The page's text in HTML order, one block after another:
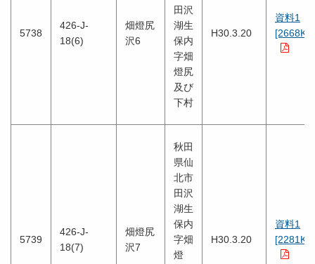
5738
426-J-
18(6)
畑燈尻
沢6
田沢
湖生
保内
字畑
燈尻
及び
下村
H30.3.20
資料1
[2668KB]
5739
426-J-
18(7)
畑燈尻
沢7
秋田
県仙
北市
田沢
湖生
保内
字畑
燈
H30.3.20
資料1
[2281KB]